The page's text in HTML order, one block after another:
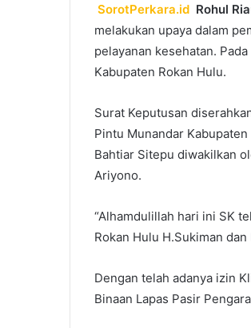
SorotPerkara.id Rohul
melakukan upaya dalam
pelayanan kesehatan.
Kabupaten Rokan Hulu.
Surat Keputusan
Pintu Munandar
Bahtiar Sitepu diwakilkan
Ariyono.
“Alhamdulillah hari ini SK
Rokan Hulu H.Sukiman
Dengan telah adanya izin
Binaan Lapas Pasir